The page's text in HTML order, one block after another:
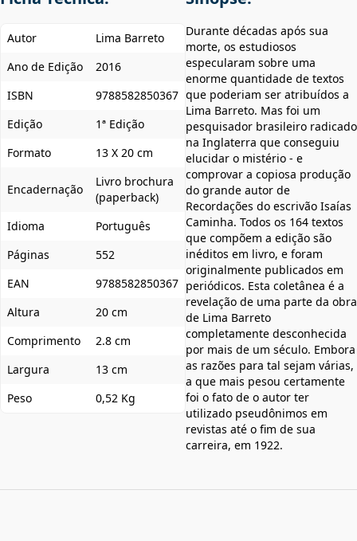
Autor
Lima Barreto
Ano de Edição
2016
ISBN
9788582850367
Edição
1ª Edição
Formato
13 X 20 cm
Encadernação
Livro brochura
(paperback)
Idioma
Português
Páginas
552
EAN
9788582850367
Altura
20 cm
Comprimento
2.8 cm
Largura
13 cm
Peso
0,52 Kg
Durante décadas após sua
morte, os estudiosos
especularam sobre uma
enorme quantidade de textos
que poderiam ser atribuídos a
Lima Barreto. Mas foi um
pesquisador brasileiro radicado
na Inglaterra que conseguiu
elucidar o mistério - e
comprovar a copiosa produção
do grande autor de
Recordações do escrivão Isaías
Caminha. Todos os 164 textos
que compõem a edição são
inéditos em livro, e foram
originalmente publicados em
periódicos. Esta coletânea é a
revelação de uma parte da obra
de Lima Barreto
completamente desconhecida
por mais de um século. Embora
as razões para tal sejam várias,
a que mais pesou certamente
foi o fato de o autor ter
utilizado pseudônimos em
revistas até o fim de sua
carreira, em 1922.